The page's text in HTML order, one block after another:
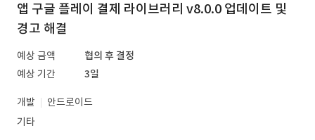
앱 구글 플레이 결제 라이브러리 v8.0.0 업데이트 및
경고 해결
예상 금액
협의 후 결정
예상 기간
3일
개발
안드로이드
기타